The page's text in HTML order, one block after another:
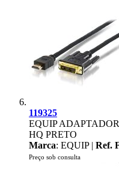
119325
EQUIP
HQ PRETO
Marca: EQUIP | Ref.
Preço sob consulta